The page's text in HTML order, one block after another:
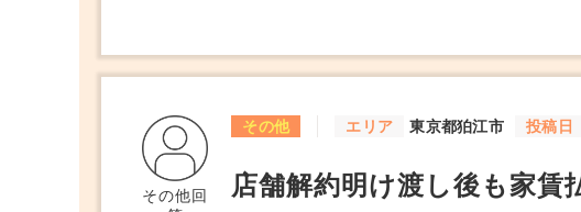
重要な決議が何も進まず、この先が心
こうした現状に何か解決の糸口は見える
その他回
その他 エリア 東京都狛江市 投稿日
店舗解約明け渡し後も家賃